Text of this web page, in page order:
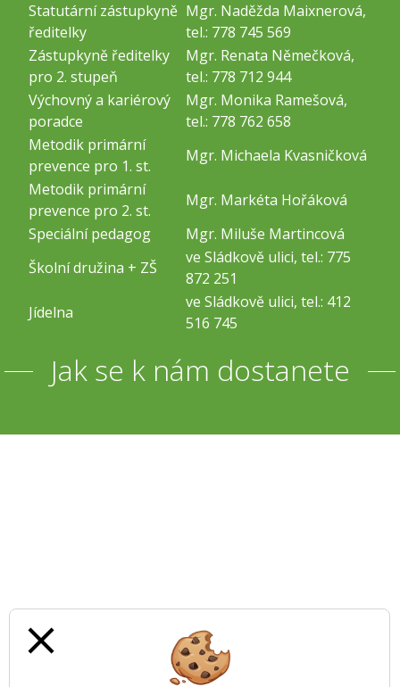
Statutární zástupkyně
ředitelky
Mgr. Naděžda Maixnerová,
tel.: 778 745 569
Zástupkyně ředitelky
pro 2. stupeň
Mgr. Renata Němečková,
tel.: 778 712 944
Výchovný a kariérový
poradce
Mgr. Monika Ramešová,
tel.: 778 762 658
Metodik primární
prevence pro 1. st.
Mgr. Michaela Kvasničková
Metodik primární
prevence pro 2. st.
Mgr. Markéta Hořáková
Speciální pedagog
Mgr. Miluše Martincová
Školní družina + ZŠ
ve Sládkově ulici, tel.: 775
872 251
Jídelna
ve Sládkově ulici, tel.: 412
516 745
Jak se k nám dostanete
close